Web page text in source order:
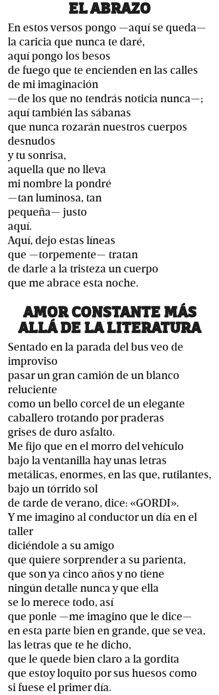
EL ABRAZO
En estos versos pongo —aquí se queda—
la caricia que nunca te daré,
aquí pongo los besos
de fuego que te encienden en las calles
de mi imaginación
—de los que no tendrás noticia nunca—;
aquí también las sábanas
que nunca rozarán nuestros cuerpos
desnudos
y tu sonrisa,
aquella que no lleva
mi nombre la pondré
—tan luminosa, tan
pequeña— justo
aquí.
Aquí, dejo estas líneas
que —torpemente— tratan
de darle a la tristeza un cuerpo
que me abrace esta noche.
AMOR CONSTANTE MÁS
ALLÁ DE LA LITERATURA
Sentado en la parada del bus veo de
improviso
pasar un gran camión de un blanco
reluciente
como un bello corcel de un elegante
caballero trotando por praderas
grises de duro asfalto.
Me fijo que en el morro del vehículo
bajo la ventanilla hay unas letras
metálicas, enormes, en las que, rutilantes,
bajo un tórrido sol
de tarde de verano, dice: «GORDI».
Y me imagino al conductor un día en el
taller
diciéndole a su amigo
que quiere sorprender a su parienta,
que son ya cinco años y no tiene
ningún detalle nunca y que ella
se lo merece todo, así
que ponle —me imagino que le dice—
en esta parte bien en grande, que se vea,
las letras que te he dicho,
que le quede bien claro a la gordita
que estoy loquito por sus huesos como
si fuese el primer día.